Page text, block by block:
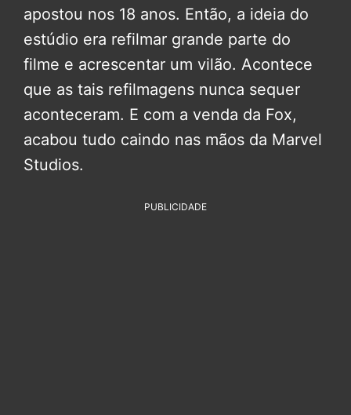
apostou nos 18 anos. Então, a ideia do
estúdio era refilmar grande parte do
filme e acrescentar um vilão. Acontece
que as tais refilmagens nunca sequer
aconteceram. E com a venda da Fox,
acabou tudo caindo nas mãos da Marvel
Studios.
PUBLICIDADE